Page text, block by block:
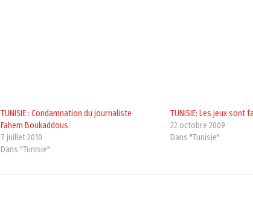
TUNISIE : Condamnation du journaliste
Fahem Boukaddous
7 juillet 2010
Dans "Tunisie"
TUNISIE: Les jeux sont
22 octobre 2009
Dans "Tunisie"